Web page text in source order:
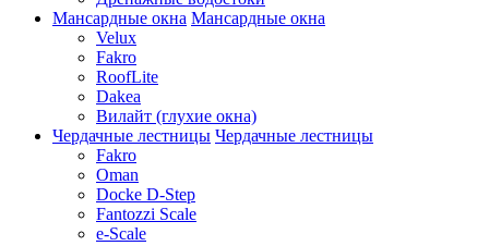
Мансардные окна Мансардные окна
Velux
Fakro
RoofLite
Dakea
Вилайт (глухие окна)
Чердачные лестницы Чердачные лестницы
Fakro
Oman
Docke D-Step
Fantozzi Scale
e-Scale